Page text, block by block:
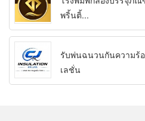
พริ้นติ้...
รับพ่นฉนวนกันความร้
เลชั่น